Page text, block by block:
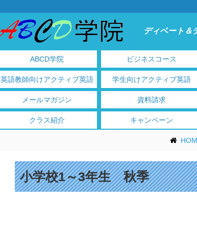
ディベート＆
ABCD学院 ビジネスコース
英語教師向けアクティブ英語 学生向けアクティブ英語
メールマガジン 資料請求
クラス紹介 キャンペーン
小学校1～3年生 秋季